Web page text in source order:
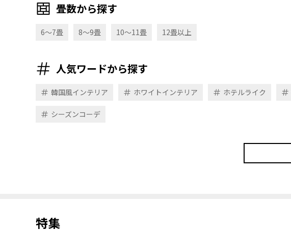
畳数から探す
6〜7畳 8〜9畳 10〜11畳 12畳以上
人気ワードから探す
韓国風インテリア ホワイトインテリア ホテルライク
シーズンコーデ
特集